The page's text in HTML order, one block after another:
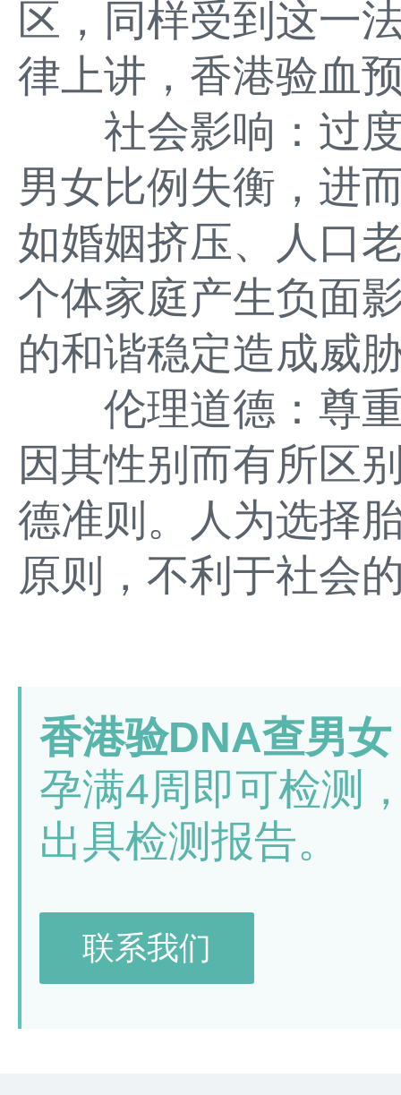
区，同样受到这一
律上讲，香港验血
社会影响：过度
男女比例失衡，进
如婚姻挤压、人口
个体家庭产生负面
的和谐稳定造成威
伦理道德：尊重
因其性别而有所区
德准则。人为选择
原则，不利于社会
香港验DNA查男
孕满4周即可检测
出具检测报告。
联系我们